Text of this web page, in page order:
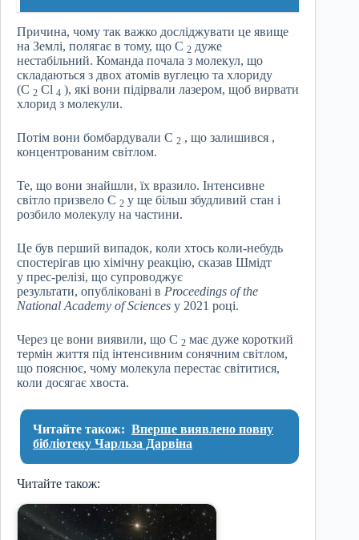
Причина, чому так важко досліджувати це явище
на Землі, полягає в тому, що C 2 дуже
нестабільний. Команда почала з молекул, що
складаються з двох атомів вуглецю та хлориду
(C 2 Cl 4 ), які вони підірвали лазером, щоб вирвати
хлорид з молекули.
Потім вони бомбардували C 2 , що залишився ,
концентрованим світлом.
Те, що вони знайшли, їх вразило. Інтенсивне
світло призвело C 2 у ще більш збудливий стан і
розбило молекулу на частини.
Це був перший випадок, коли хтось коли-небудь
спостерігав цю хімічну реакцію, сказав Шмідт
у прес-релізі, що супроводжує
результати, опубліковані в Proceedings of the
National Academy of Sciences у 2021 році.
Через це вони виявили, що C 2 має дуже короткий
термін життя під інтенсивним сонячним світлом,
що пояснює, чому молекула перестає світитися,
коли досягає хвоста.
Читайте також: Вперше виявлено повну
бібліотеку Чарльза Дарвіна
Читайте також: